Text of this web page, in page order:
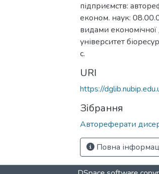
підприємств:
економ. наук:
видами економічної
університет
с.
URI
https://
Зібрання
Автореферати
Повна